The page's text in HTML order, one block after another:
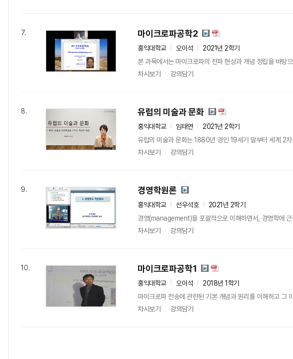
7. 마이크로파공학2
홍익대학교 오이석
2021년 2학기
본 과목에서는 마이크로파의 전파 현상과 개념 정립을 바
차시보기
강의담기
8. 유럽의 미술과 문화
홍익대학교 임태연
2021년 2학기
유럽의 미술과 문화는 1880년 경인 19세기 말부터 세계 2
차시보기
강의담기
9. 경영학원론
홍익대학교 선우석호
2021년 2학기
경영(management)을 포괄적으로 이해하면서, 경영학에
차시보기
강의담기
10. 마이크로파공학1
홍익대학교 오이석
2018년 1학기
마이크로파 전송에 관련된 기본 개념과 원리를 이해하고 그
차시보기
강의담기